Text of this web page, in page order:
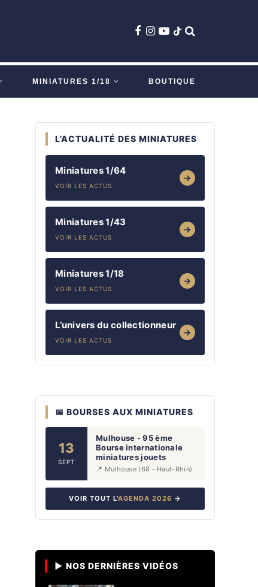
MINIATURES 1/18 BOUTIQUE
L’ACTUALITÉ DES MINIATURES
Miniatures 1/64
VOIR LES ACTUS
→
Miniatures 1/43
VOIR LES ACTUS
→
Miniatures 1/18
VOIR LES ACTUS
→
L’univers du collectionneur
VOIR LES ACTUS
→
📅 BOURSES AUX MINIATURES
13
SEPT
Mulhouse - 95 ème
Bourse internationale
miniatures jouets
📍 Mulhouse (68 - Haut-Rhin)
VOIR TOUT L'AGENDA 2026 →
▶ NOS DERNIÈRES VIDÉOS